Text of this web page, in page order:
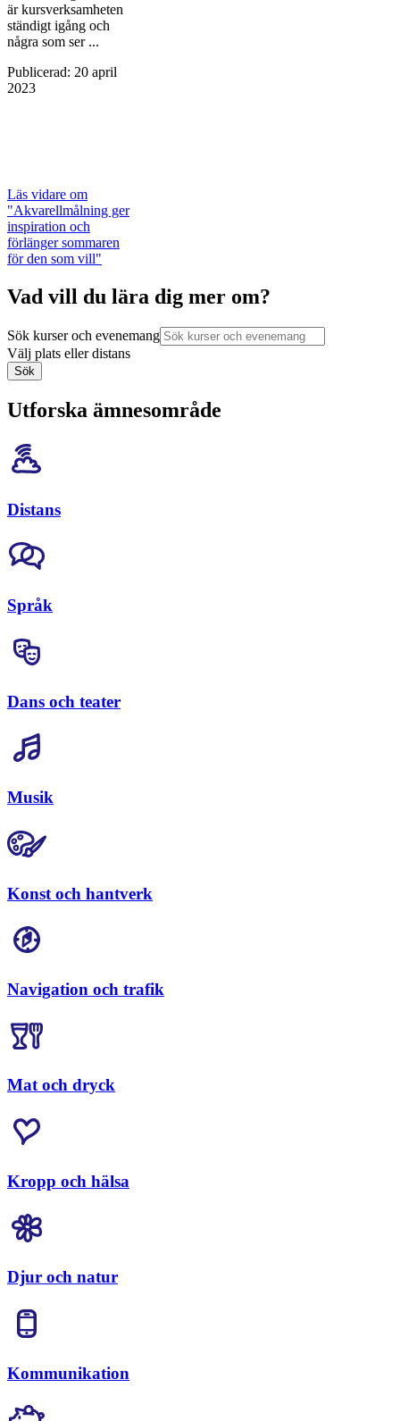
är kursverksamheten
ständigt igång och
några som ser ...
Publicerad: 20 april
2023
Läs vidare om
"Akvarellmålning ger
inspiration och
förlänger sommaren
för den som vill"
Vad vill du lära dig mer om?
Sök kurser och evenemang
Välj plats eller distans
Sök
Utforska ämnesområde
Distans
Språk
Dans och teater
Musik
Konst och hantverk
Navigation och trafik
Mat och dryck
Kropp och hälsa
Djur och natur
Kommunikation